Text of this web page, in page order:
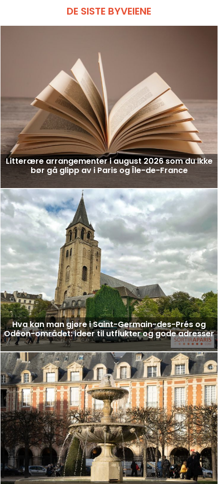
DE SISTE BYVEIENE
Litterære arrangementer i august 2026 som du ikke
bør gå glipp av i Paris og Île-de-France
Hva kan man gjøre i Saint-Germain-des-Prés og
Odéon-området: ideer til utflukter og gode adresser